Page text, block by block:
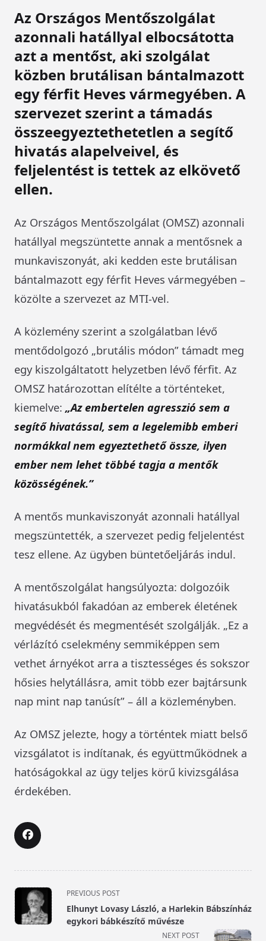
Az Országos Mentőszolgálat
azonnali hatállyal elbocsátotta
azt a mentőst, aki szolgálat
közben brutálisan bántalmazott
egy férfit Heves vármegyében. A
szervezet szerint a támadás
összeegyeztethetetlen a segítő
hivatás alapelveivel, és
feljelentést is tettek az elkövető
ellen.
Az Országos Mentőszolgálat (OMSZ) azonnali
hatállyal megszüntette annak a mentősnek a
munkaviszonyát, aki kedden este brutálisan
bántalmazott egy férfit Heves vármegyében –
közölte a szervezet az MTI-vel.
A közlemény szerint a szolgálatban lévő
mentődolgozó „brutális módon” támadt meg
egy kiszolgáltatott helyzetben lévő férfit. Az
OMSZ határozottan elítélte a történteket,
kiemelve: „Az embertelen agresszió sem a
segítő hivatással, sem a legelemibb emberi
normákkal nem egyeztethető össze, ilyen
ember nem lehet többé tagja a mentők
közösségének.”
A mentős munkaviszonyát azonnali hatállyal
megszüntették, a szervezet pedig feljelentést
tesz ellene. Az ügyben büntetőeljárás indul.
A mentőszolgálat hangsúlyozta: dolgozóik
hivatásukból fakadóan az emberek életének
megvédését és megmentését szolgálják. „Ez a
vérlázító cselekmény semmiképpen sem
vethet árnyékot arra a tisztességes és sokszor
hősies helytállásra, amit több ezer bajtársunk
nap mint nap tanúsít” – áll a közleményben.
Az OMSZ jelezte, hogy a történtek miatt belső
vizsgálatot is indítanak, és együttműködnek a
hatóságokkal az ügy teljes körű kivizsgálása
érdekében.
<span
class="nav-
subtitle
PREVIOUS POST
Elhunyt Lovasy László, a Harlekin Bábszínház
egykori bábkészítő művésze
NEXT POST